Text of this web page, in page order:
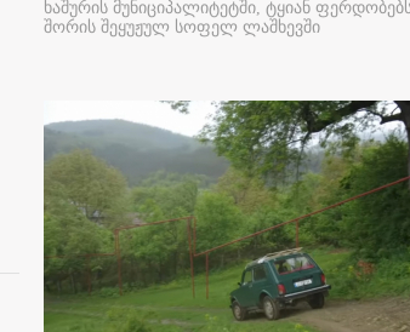
ხაშურის მუნიციპალიტეტში, ტყიან
შორის შეყუჟულ სოფელ ლაშხევში